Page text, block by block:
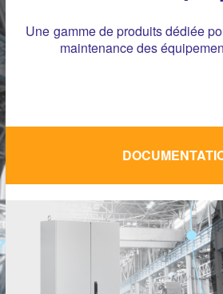
Une gamme de produits dédiée
maintenance des